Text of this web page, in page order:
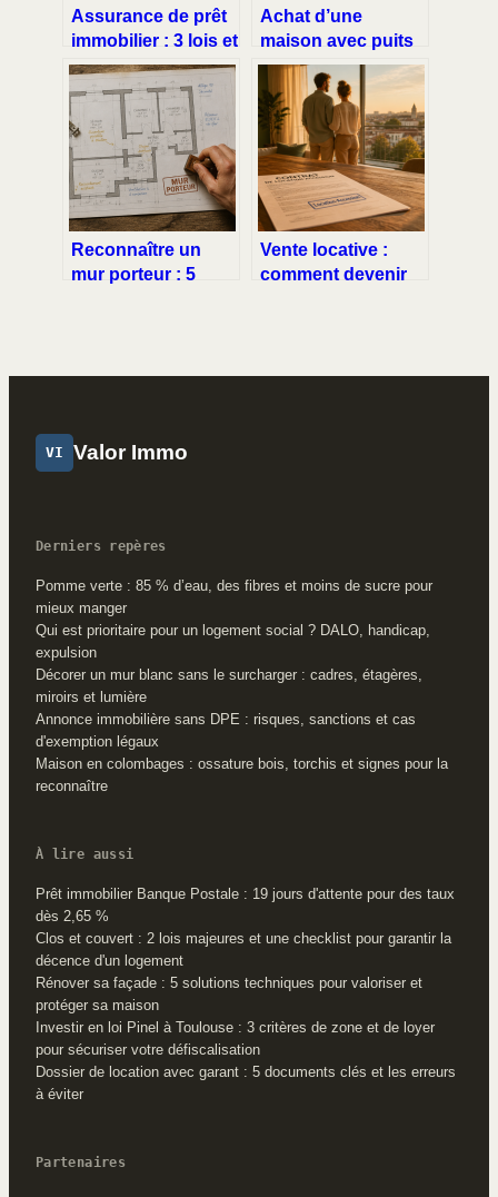
Assurance de prêt
immobilier : 3 lois et
un courtier pour
diviser votre
facture par deux
Achat d’une
maison avec puits
non déclaré : 3
étapes clés pour
régulariser et éviter
les sanctions
Reconnaître un
mur porteur : 5
rénovation
Vente locative :
comment devenir
VI Valor Immo
Derniers repères
Pomme verte : 85 % d’eau, des fibres et moins de sucre pour
mieux manger
Qui est prioritaire pour un logement social ? DALO, handicap,
expulsion
Décorer un mur blanc sans le surcharger : cadres, étagères,
miroirs et lumière
Annonce immobilière sans DPE : risques, sanctions et cas
d'exemption légaux
Maison en colombages : ossature bois, torchis et signes pour la
reconnaître
À lire aussi
Prêt immobilier Banque Postale : 19 jours d'attente pour des taux
dès 2,65 %
Clos et couvert : 2 lois majeures et une checklist pour garantir la
décence d'un logement
Rénover sa façade : 5 solutions techniques pour valoriser et
protéger sa maison
Investir en loi Pinel à Toulouse : 3 critères de zone et de loyer
pour sécuriser votre défiscalisation
Dossier de location avec garant : 5 documents clés et les erreurs
à éviter
Partenaires